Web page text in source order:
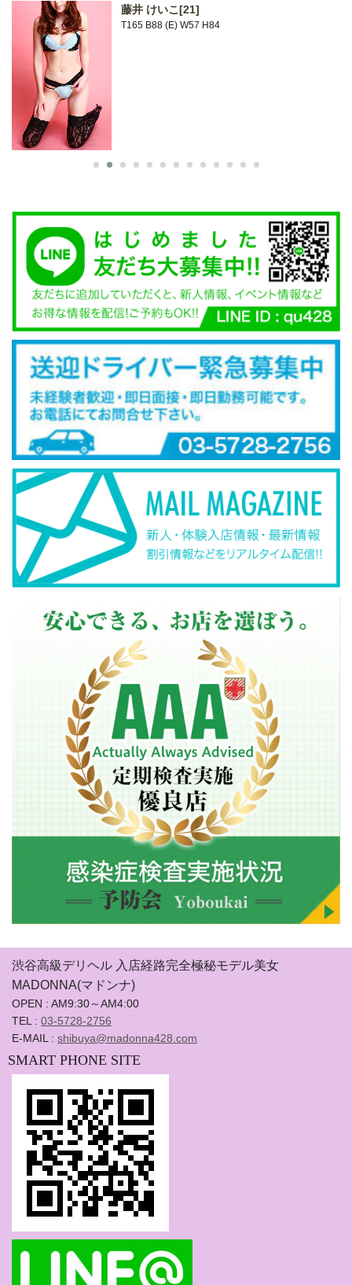
藤井 けいこ[21]
T165 B88 (E) W57 H84
渋谷高級デリヘル 入店経路完全極秘モデル美女
MADONNA(マドンナ)
OPEN : AM9:30～AM4:00
TEL : 03-5728-2756
E-MAIL : shibuya@madonna428.com
SMART PHONE SITE